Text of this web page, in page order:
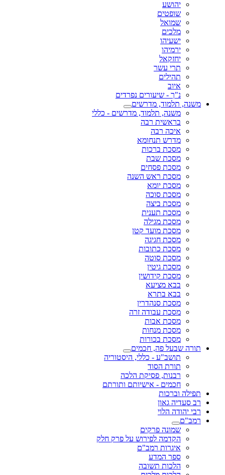
יהושע
שופטים
שמואל
מלכים
ישעיהו
ירמיהו
יחזקאל
תרי עשר
תהילים
איוב
נ"ך - שיעורים נפרדים
משנה, תלמוד, מדרשים
משנה, תלמוד, מדרשים - כללי
בראשית רבה
איכה רבה
מדרש תנחומא
מסכת ברכות
מסכת שבת
מסכת פסחים
מסכת ראש השנה
מסכת יומא
מסכת סוכה
מסכת ביצה
מסכת תענית
מסכת מגילה
מסכת מועד קטן
מסכת חגיגה
מסכת כתובות
מסכת סוטה
מסכת גיטין
מסכת קידושין
בבא מציעא
בבא בתרא
מסכת סנהדרין
מסכת עבודה זרה
מסכת אבות
מסכת מנחות
מסכת בכורות
תורה שבעל פה, חכמים
תושב"ע - כללי, היסטוריה
תורת הסוד
רבנות, פסיקת הלכה
חכמים - אישיותם ותורתם
תפילה וברכות
רב סעדיה גאון
רבי יהודה הלוי
רמב"ם
שמונה פרקים
הקדמה לפירוש על פרק חלק
איגרות רמב"ם
ספר המדע
הלכות תשובה